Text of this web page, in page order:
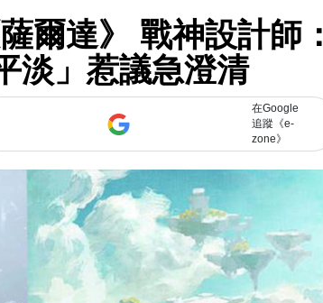
爾達》 戰神設計師：
淡」惹議急澄清
在Google
追蹤《e-
zone》